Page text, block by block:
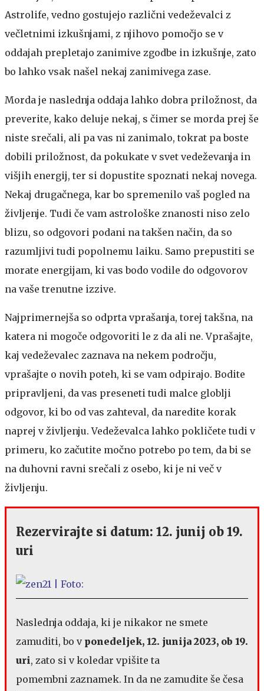
Astrolife, vedno gostujejo različni vedeževalci z
večletnimi izkušnjami, z njihovo pomočjo se v
oddajah prepletajo zanimive zgodbe in izkušnje, zato
bo lahko vsak našel nekaj zanimivega zase.
Morda je naslednja oddaja lahko dobra priložnost, da
preverite, kako deluje nekaj, s čimer se morda prej še
niste srečali, ali pa vas ni zanimalo, tokrat pa boste
dobili priložnost, da pokukate v svet vedeževanja in
višjih energij, ter si dopustite spoznati nekaj novega.
Nekaj drugačnega, kar bo spremenilo vaš pogled na
življenje. Tudi če vam astrološke znanosti niso zelo
blizu, so odgovori podani na takšen način, da so
razumljivi tudi popolnemu laiku. Samo prepustiti se
morate energijam, ki vas bodo vodile do odgovorov
na vaše trenutne izzive.
Najprimernejša so odprta vprašanja, torej takšna, na
katera ni mogoče odgovoriti le z da ali ne. Vprašajte,
kaj vedeževalec zaznava na nekem področju,
vprašajte o novih poteh, ki se vam odpirajo. Bodite
pripravljeni, da vas preseneti tudi malce globlji
odgovor, ki bo od vas zahteval, da naredite korak
naprej v življenju. Vedeževalca lahko pokličete tudi v
primeru, ko začutite močno potrebo po tem, da bi se
na duhovni ravni srečali z osebo, ki je ni več v
življenju.
Rezervirajte si datum: 12. junij ob 19.
uri
Naslednja oddaja, ki je nikakor ne smete
zamuditi, bo v ponedeljek, 12. junija 2023, ob 19.
uri, zato si v koledar vpišite ta
pomembni zaznamek. In da ne zamudite še česa